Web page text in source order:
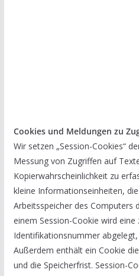
Cookies und Meldungen zu
Wir setzen „Session-Cookies“
Messung von Zugriffen auf
Kopierwahrscheinlichkeit zu
kleine Informationseinheiten,
Arbeitsspeicher des Computers
einem Session-Cookie wird
Identifikationsnummer
Außerdem enthält ein Cookie
und die Speicherfrist. Session-